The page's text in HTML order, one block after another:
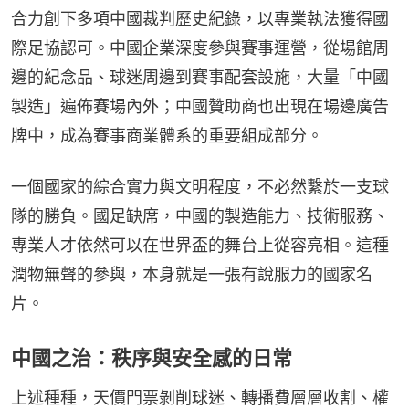
合力創下多項中國裁判歷史紀錄，以專業執法獲得國
際足協認可。中國企業深度參與賽事運營，從場館周
邊的紀念品、球迷周邊到賽事配套設施，大量「中國
製造」遍佈賽場內外；中國贊助商也出現在場邊廣告
牌中，成為賽事商業體系的重要組成部分。
一個國家的綜合實力與文明程度，不必然繫於一支球
隊的勝負。國足缺席，中國的製造能力、技術服務、
專業人才依然可以在世界盃的舞台上從容亮相。這種
潤物無聲的參與，本身就是一張有說服力的國家名
片。
中國之治：秩序與安全感的日常
上述種種，天價門票剝削球迷、轉播費層層收割、權